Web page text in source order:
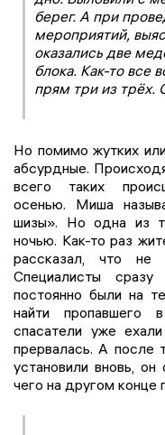
берег. А при
мероприятий,
оказались две
блока. Как-то все
прям три из трёх.
Но помимо жутких
абсурдные.
всего таких
осенью. Миша
шизы». Но одна из
ночью. Как-то раз
рассказал, что
Специалисты
постоянно были на
найти пропавшего
спасатели уже
прервалась. А после
установили вновь,
чего на другом конце